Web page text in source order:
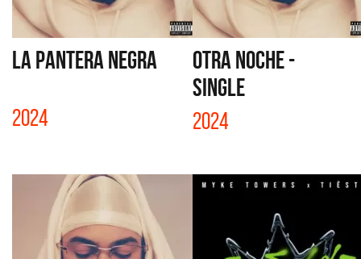
LA PANTERA NEGRA
2024
OTRA NOCHE -
SINGLE
2024